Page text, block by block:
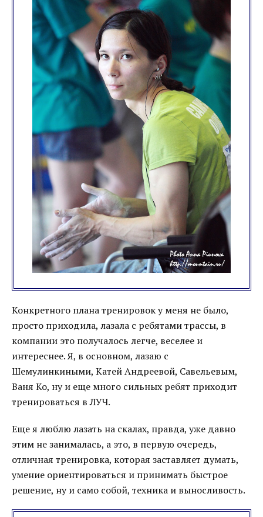
Конкретного плана тренировок у меня не было,
просто приходила, лазала с ребятами трассы, в
компании это получалось легче, веселее и
интереснее. Я, в основном, лазаю с
Шемулинкиными, Катей Андреевой, Савельевым,
Ваня Ко, ну и еще много сильных ребят приходит
тренироваться в ЛУЧ.
Еще я люблю лазать на скалах, правда, уже давно
этим не занималась, а это, в первую очередь,
отличная тренировка, которая заставляет думать,
умение ориентироваться и принимать быстрое
решение, ну и само собой, техника и выносливость.